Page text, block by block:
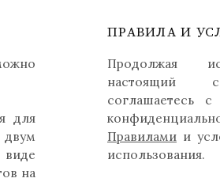
для
виде
на
ПРАВИЛА И
Продолжая
настоящий
соглашаетесь с
Правилами и
использования.